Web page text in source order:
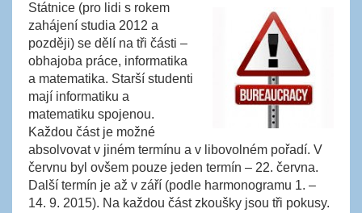
Státnice (pro lidi s rokem
zahájení studia 2012 a
později) se dělí na tři části –
obhajoba práce, informatika
a matematika. Starší studenti
mají informatiku a
matematiku spojenou.
Každou část je možné
absolvovat v jiném termínu a v libovolném pořadí. V
červnu byl ovšem pouze jeden termín – 22. června.
Další termín je až v září (podle harmonogramu 1. –
14. 9. 2015). Na každou část zkoušky jsou tři pokusy.